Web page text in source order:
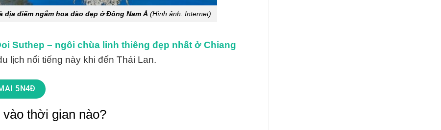
điểm ngắm hoa đào đẹp ở Đông Nam Á (Hình ảnh: Internet)
Suthep – ngôi chùa linh thiêng đẹp nhất ở Chiang
lịch nổi tiếng này khi đến Thái Lan.
5N4Đ
thời gian nào?